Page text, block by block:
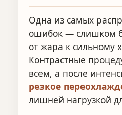
Одна из самых
ошибок — слишком
от жара к сильному
Контрастные
всем, а после
резкое
лишней нагрузкой